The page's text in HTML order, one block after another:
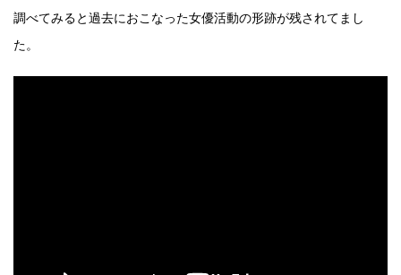
調べてみると過去におこなった女優活動の形跡が残されてまし
た。